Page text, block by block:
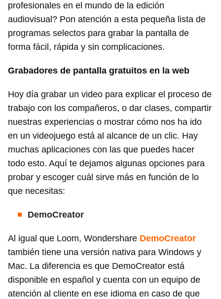
profesionales en el mundo de la edición
audiovisual? Pon atención a esta pequeña lista de
programas selectos para grabar la pantalla de
forma fácil, rápida y sin complicaciones.
Grabadores de pantalla gratuitos en la web
Hoy día grabar un video para explicar el proceso de
trabajo con los compañeros, o dar clases, compartir
nuestras experiencias o mostrar cómo nos ha ido
en un videojuego está al alcance de un clic. Hay
muchas aplicaciones con las que puedes hacer
todo esto. Aquí te dejamos algunas opciones para
probar y escoger cuál sirve más en función de lo
que necesitas:
DemoCreator
Al igual que Loom, Wondershare DemoCreator
también tiene una versión nativa para Windows y
Mac. La diferencia es que DemoCreator está
disponible en español y cuenta con un equipo de
atención al cliente en ese idioma en caso de que